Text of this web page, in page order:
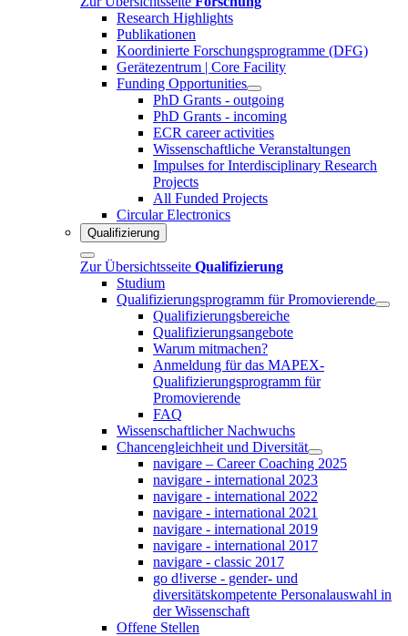
Research Highlights
Publikationen
Koordinierte Forschungsprogramme (DFG)
Gerätezentrum | Core Facility
Funding Opportunities
PhD Grants - outgoing
PhD Grants - incoming
ECR career activities
Wissenschaftliche Veranstaltungen
Impulses for Interdisciplinary Research
Projects
All Funded Projects
Circular Electronics
Qualifizierung
Zur Übersichtsseite Qualifizierung
Studium
Qualifizierungsprogramm für Promovierende
Qualifizierungsbereiche
Qualifizierungsangebote
Warum mitmachen?
Anmeldung für das MAPEX-
Qualifizierungsprogramm für
Promovierende
FAQ
Wissenschaftlicher Nachwuchs
Chancengleichheit und Diversität
navigare – Career Coaching 2025
navigare - international 2023
navigare - international 2022
navigare - international 2021
navigare - international 2019
navigare - international 2017
navigare - classic 2017
go d!iverse - gender- und
diversitätskompetente Personalauswahl in
der Wissenschaft
Offene Stellen